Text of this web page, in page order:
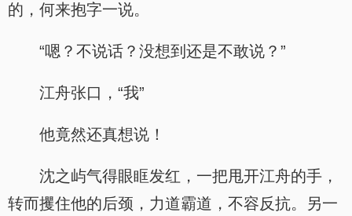
的，何来抱字一说。
“嗯？不说话？没想到还是不敢说？”
江舟张口，“我”
他竟然还真想说！
沈之屿气得眼眶发红，一把甩开江舟的手，
转而攫住他的后颈，力道霸道，不容反抗。另一